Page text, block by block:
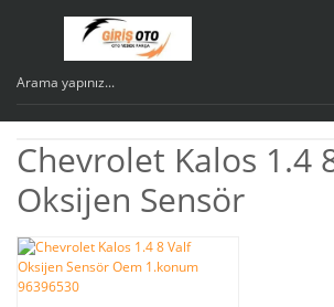
Chevrolet Kalos 1.4
Oksijen Sensör